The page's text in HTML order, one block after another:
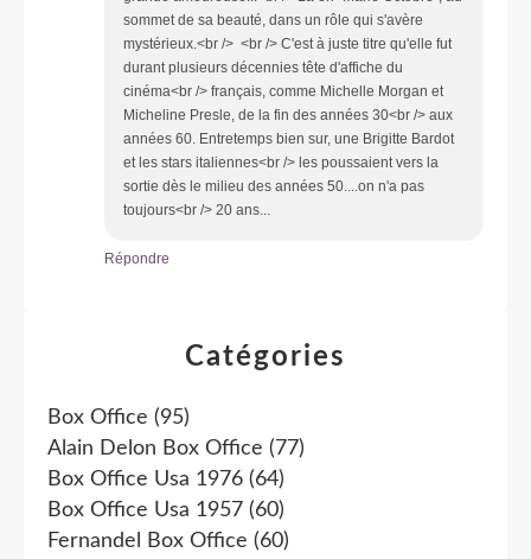
sommet de sa beauté, dans un rôle qui s'avère
mystérieux.<br /> <br /> C'est à juste titre qu'elle fut
durant plusieurs décennies tête d'affiche du
cinéma<br /> français, comme Michelle Morgan et
Micheline Presle, de la fin des années 30<br /> aux
années 60. Entretemps bien sur, une Brigitte Bardot
et les stars italiennes<br /> les poussaient vers la
sortie dès le milieu des années 50....on n'a pas
toujours<br /> 20 ans...
Répondre
Catégories
Box Office (95)
Alain Delon Box Office (77)
Box Office Usa 1976 (64)
Box Office Usa 1957 (60)
Fernandel Box Office (60)